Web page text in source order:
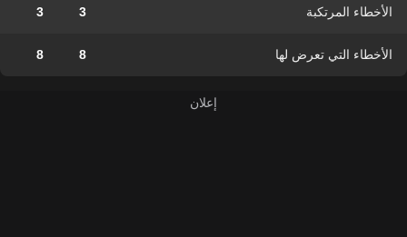
الأخطاء المرتكبة 3
3
الأخطاء التي تعرض لها 8
8